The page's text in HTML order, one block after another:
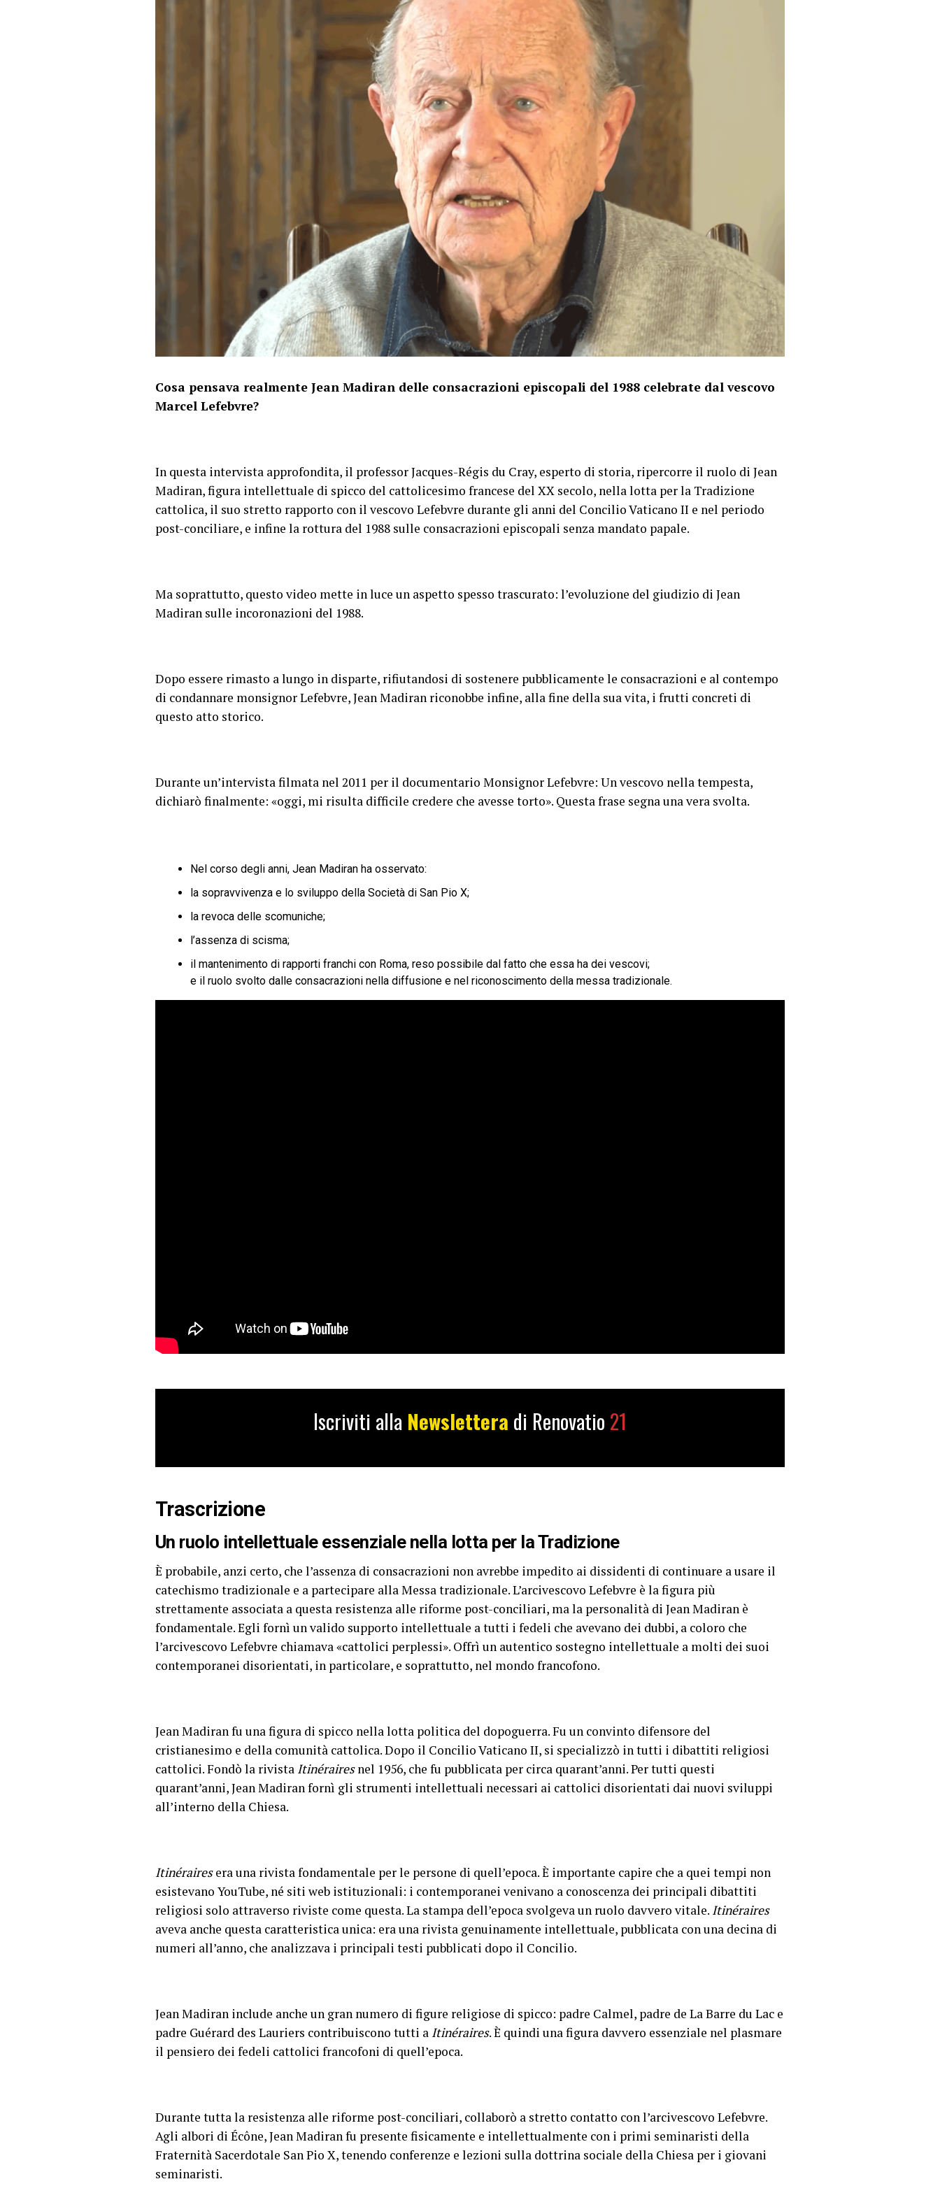
Cosa pensava realmente Jean Madiran delle consacrazioni episcopali del 1988 celebrate dal vescovo
Marcel Lefebvre?
In questa intervista approfondita, il professor Jacques-Régis du Cray, esperto di storia, ripercorre il ruolo di Jean
Madiran, figura intellettuale di spicco del cattolicesimo francese del XX secolo, nella lotta per la Tradizione
cattolica, il suo stretto rapporto con il vescovo Lefebvre durante gli anni del Concilio Vaticano II e nel periodo
post-conciliare, e infine la rottura del 1988 sulle consacrazioni episcopali senza mandato papale.
Ma soprattutto, questo video mette in luce un aspetto spesso trascurato: l’evoluzione del giudizio di Jean
Madiran sulle incoronazioni del 1988.
Dopo essere rimasto a lungo in disparte, rifiutandosi di sostenere pubblicamente le consacrazioni e al contempo
di condannare monsignor Lefebvre, Jean Madiran riconobbe infine, alla fine della sua vita, i frutti concreti di
questo atto storico.
Durante un’intervista filmata nel 2011 per il documentario Monsignor Lefebvre: Un vescovo nella tempesta,
dichiarò finalmente: «oggi, mi risulta difficile credere che avesse torto». Questa frase segna una vera svolta.
Nel corso degli anni, Jean Madiran ha osservato:
la sopravvivenza e lo sviluppo della Società di San Pio X;
la revoca delle scomuniche;
l’assenza di scisma;
il mantenimento di rapporti franchi con Roma, reso possibile dal fatto che essa ha dei vescovi;
e il ruolo svolto dalle consacrazioni nella diffusione e nel riconoscimento della messa tradizionale.
Iscriviti alla Newslettera di Renovatio 21
Trascrizione
Un ruolo intellettuale essenziale nella lotta per la Tradizione
È probabile, anzi certo, che l’assenza di consacrazioni non avrebbe impedito ai dissidenti di continuare a usare il
catechismo tradizionale e a partecipare alla Messa tradizionale. L’arcivescovo Lefebvre è la figura più
strettamente associata a questa resistenza alle riforme post-conciliari, ma la personalità di Jean Madiran è
fondamentale. Egli fornì un valido supporto intellettuale a tutti i fedeli che avevano dei dubbi, a coloro che
l’arcivescovo Lefebvre chiamava «cattolici perplessi». Offrì un autentico sostegno intellettuale a molti dei suoi
contemporanei disorientati, in particolare, e soprattutto, nel mondo francofono.
Jean Madiran fu una figura di spicco nella lotta politica del dopoguerra. Fu un convinto difensore del
cristianesimo e della comunità cattolica. Dopo il Concilio Vaticano II, si specializzò in tutti i dibattiti religiosi
cattolici. Fondò la rivista Itinérairesnel 1956, che fu pubblicata per circa quarant’anni. Per tutti questi
quarant’anni, Jean Madiran fornì gli strumenti intellettuali necessari ai cattolici disorientati dai nuovi sviluppi
all’interno della Chiesa.
Itinérairesera una rivista fondamentale per le persone di quell’epoca. È importante capire che a quei tempi non
esistevano YouTube, né siti web istituzionali: i contemporanei venivano a conoscenza dei principali dibattiti
religiosi solo attraverso riviste come questa. La stampa dell’epoca svolgeva un ruolo davvero vitale. Itinéraires
aveva anche questa caratteristica unica: era una rivista genuinamente intellettuale, pubblicata con una decina di
numeri all’anno, che analizzava i principali testi pubblicati dopo il Concilio.
Jean Madiran include anche un gran numero di figure religiose di spicco: padre Calmel, padre de La Barre du Lac e
padre Guérard des Lauriers contribuiscono tutti a Itinéraires. È quindi una figura davvero essenziale nel plasmare
il pensiero dei fedeli cattolici francofoni di quell’epoca.
Durante tutta la resistenza alle riforme post-conciliari, collaborò a stretto contatto con l’arcivescovo Lefebvre.
Agli albori di Écône, Jean Madiran fu presente fisicamente e intellettualmente con i primi seminaristi della
Fraternità Sacerdotale San Pio X, tenendo conferenze e lezioni sulla dottrina sociale della Chiesa per i giovani
seminaristi.